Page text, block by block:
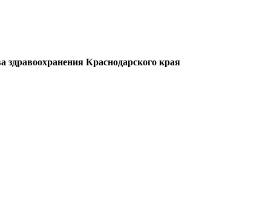
Краснодарского края